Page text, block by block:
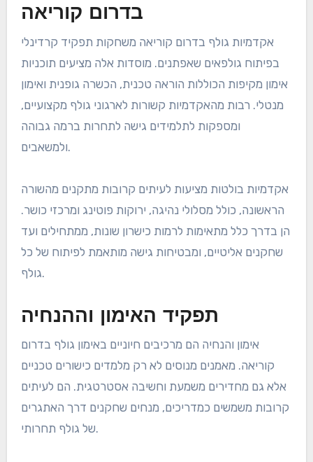
בדרום קוריאה
אקדמיות גולף בדרום קוריאה משחקות תפקיד קרדינלי
בפיתוח גולפאים שאפתנים. מוסדות אלה מציעים תוכניות
אימון מקיפות הכוללות הוראה טכנית, הכשרה גופנית ואימון
מנטלי. רבות מהאקדמיות קשורות לארגוני גולף מקצועיים,
ומספקות לתלמידים גישה לתחרות ברמה גבוהה
ולמשאבים.
אקדמיות בולטות מציעות לעיתים קרובות מתקנים מהשורה
הראשונה, כולל מסלולי נהיגה, ירוקות פוטינג ומרכזי כושר.
הן בדרך כלל מתאימות לרמות כישרון שונות, ממתחילים ועד
שחקנים אליטיים, ומבטיחות גישה מותאמת לפיתוח של כל
גולף.
תפקיד האימון וההנחיה
אימון והנחיה הם מרכיבים חיוניים באימון גולף בדרום
קוריאה. מאמנים מנוסים לא רק מלמדים כישורים טכניים
אלא גם מחדירים משמעת וחשיבה אסטרטגית. הם לעיתים
קרובות משמשים כמדריכים, מנחים שחקנים דרך האתגרים
של גולף תחרותי.